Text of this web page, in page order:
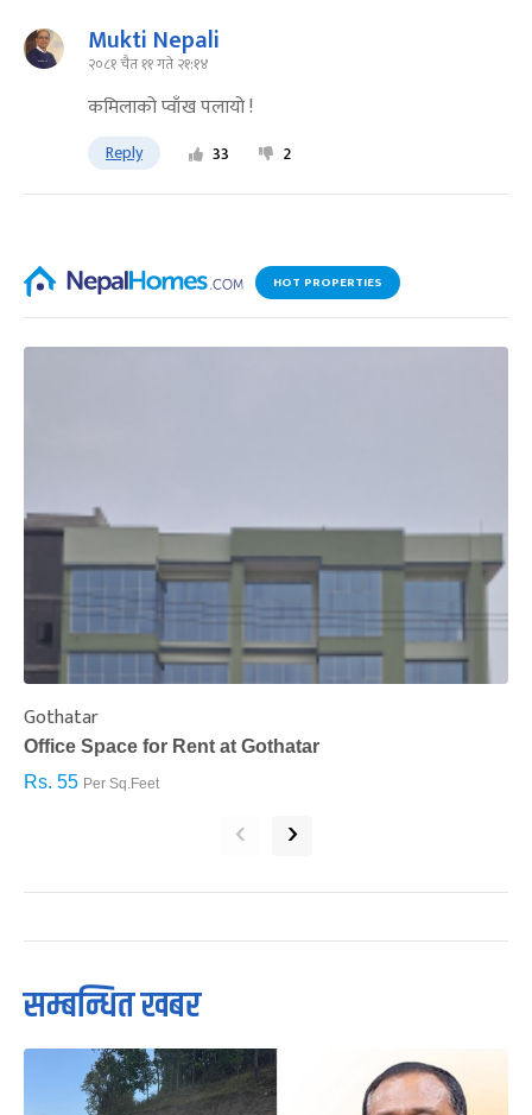
Mukti Nepali
२०८१ चैत ११ गते २१:१४
कमिलाको प्वाँख पलायो !
Reply 33 2
HOT PROPERTIES
Gothatar
Office Space for Rent at Gothatar
Rs. 55 Per Sq.Feet
‹ ›
सम्बन्धित खबर